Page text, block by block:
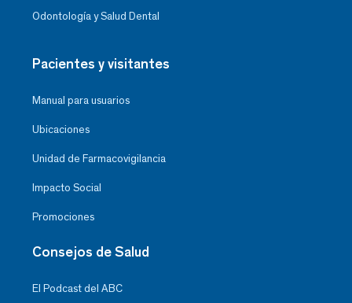
Odontología y Salud Dental
Pacientes y visitantes
Manual para usuarios
Ubicaciones
Unidad de Farmacovigilancia
Impacto Social
Promociones
Consejos de Salud
El Podcast del ABC